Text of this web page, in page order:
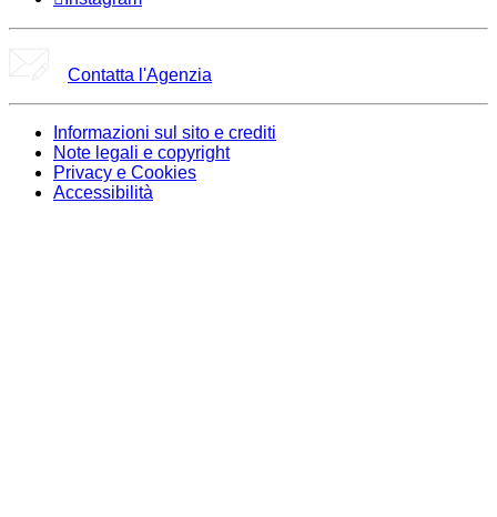
Contatta l'Agenzia
Informazioni sul sito e crediti
Note legali e copyright
Privacy e Cookies
Accessibilità